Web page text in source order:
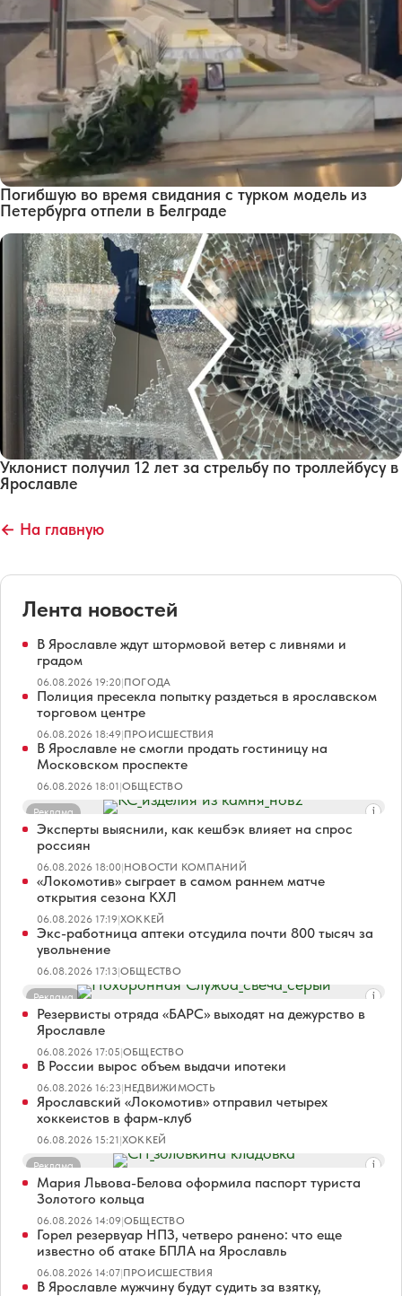
Погибшую во время свидания с турком модель из
Петербурга отпели в Белграде
Уклонист получил 12 лет за стрельбу по троллейбусу в
Ярославле
← На главную
Лента новостей
В Ярославле ждут штормовой ветер с ливнями и
градом
06.08.2026 19:20|ПОГОДА
Полиция пресекла попытку раздеться в ярославском
торговом центре
06.08.2026 18:49|ПРОИСШЕСТВИЯ
В Ярославле не смогли продать гостиницу на
Московском проспекте
06.08.2026 18:01|ОБЩЕСТВО
Реклама
Эксперты выяснили, как кешбэк влияет на спрос
россиян
06.08.2026 18:00|НОВОСТИ КОМПАНИЙ
«Локомотив» сыграет в самом раннем матче
открытия сезона КХЛ
06.08.2026 17:19|ХОККЕЙ
Экс-работница аптеки отсудила почти 800 тысяч за
увольнение
06.08.2026 17:13|ОБЩЕСТВО
Реклама
Резервисты отряда «БАРС» выходят на дежурство в
Ярославле
06.08.2026 17:05|ОБЩЕСТВО
В России вырос объем выдачи ипотеки
06.08.2026 16:23|НЕДВИЖИМОСТЬ
Ярославский «Локомотив» отправил четырех
хоккеистов в фарм-клуб
06.08.2026 15:21|ХОККЕЙ
Реклама
Мария Львова-Белова оформила паспорт туриста
Золотого кольца
06.08.2026 14:09|ОБЩЕСТВО
Горел резервуар НПЗ, четверо ранено: что еще
известно об атаке БПЛА на Ярославль
06.08.2026 14:07|ПРОИСШЕСТВИЯ
В Ярославле мужчину будут судить за взятку,